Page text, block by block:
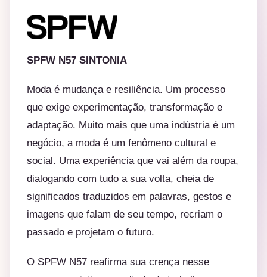
SPFW N57 SINTONIA
Moda é mudança e resiliência. Um processo
que exige experimentação, transformação e
adaptação. Muito mais que uma indústria é um
negócio, a moda é um fenômeno cultural e
social. Uma experiência que vai além da roupa,
dialogando com tudo a sua volta, cheia de
significados traduzidos em palavras, gestos e
imagens que falam de seu tempo, recriam o
passado e projetam o futuro.
O SPFW N57 reafirma sua crença nesse